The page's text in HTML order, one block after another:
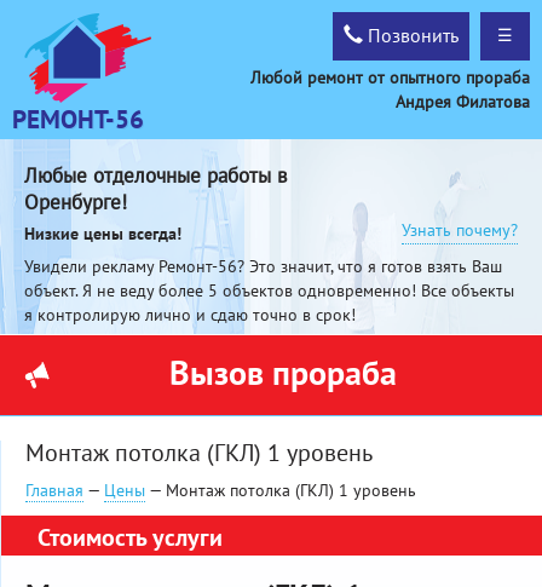
Позвонить ☰
РЕМОНТ-56
Любой ремонт от опытного прораба
Андрея Филатова
Любые отделочные работы в
Оренбурге!
Низкие цены всегда!
Узнать почему?
Увидели рекламу Ремонт-56? Это значит, что я готов взять Ваш
объект. Я не веду более 5 объектов одновременно! Все объекты
я контролирую лично и сдаю точно в срок!
Вызов прораба
Монтаж потолка (ГКЛ) 1 уровень
Главная — Цены — Монтаж потолка (ГКЛ) 1 уровень
Стоимость услуги